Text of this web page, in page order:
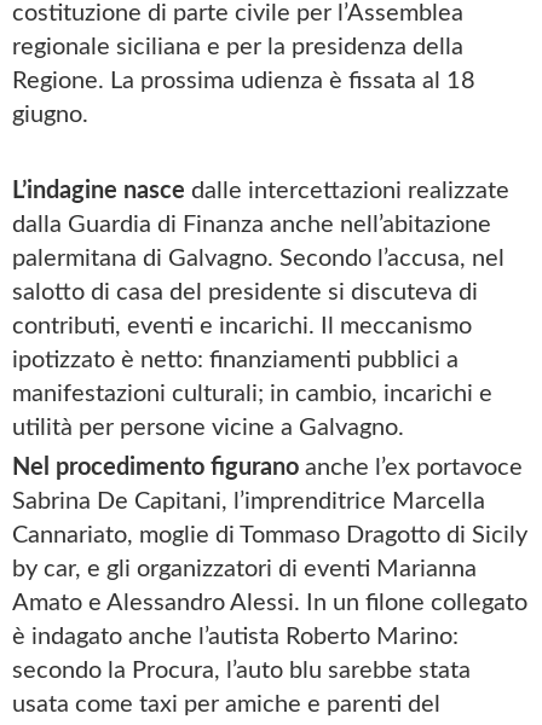
costituzione di parte civile per l’Assemblea
regionale siciliana e per la presidenza della
Regione. La prossima udienza è fissata al 18
giugno.
L’indagine nasce dalle intercettazioni realizzate
dalla Guardia di Finanza anche nell’abitazione
palermitana di Galvagno. Secondo l’accusa, nel
salotto di casa del presidente si discuteva di
contributi, eventi e incarichi. Il meccanismo
ipotizzato è netto: finanziamenti pubblici a
manifestazioni culturali; in cambio, incarichi e
utilità per persone vicine a Galvagno.
Nel procedimento figurano anche l’ex portavoce
Sabrina De Capitani, l’imprenditrice Marcella
Cannariato, moglie di Tommaso Dragotto di Sicily
by car, e gli organizzatori di eventi Marianna
Amato e Alessandro Alessi. In un filone collegato
è indagato anche l’autista Roberto Marino:
secondo la Procura, l’auto blu sarebbe stata
usata come taxi per amiche e parenti del